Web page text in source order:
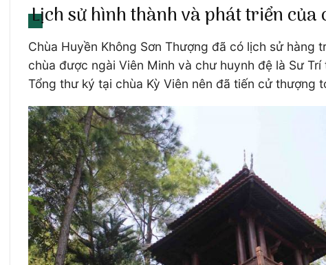
Lịch sử hình thành và phát triển của
Chùa Huyền Không Sơn Thượng đã có lịch sử hàng
chùa được ngài Viên Minh và chư huynh đệ là Sư
Tổng thư ký tại chùa Kỳ Viên nên đã tiến cử